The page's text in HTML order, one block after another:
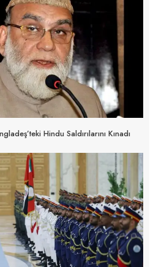
Hindu Saldırılarını Kınadı